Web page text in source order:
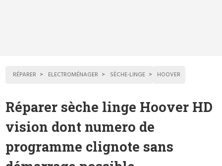
RÉPARER ELECTROMÉNAGER SÈCHE-LINGE HOOVER
Réparer sèche linge Hoover HD
vision dont numero de
programme clignote sans